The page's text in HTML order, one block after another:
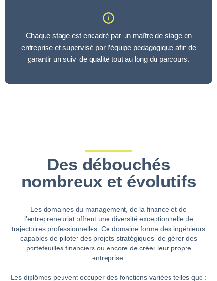
Chaque stage est encadré par un maître de stage en
entreprise et supervisé par l’équipe pédagogique afin de
garantir un suivi de qualité tout au long du parcours.
Des débouchés
nombreux et évolutifs
Les domaines du management, de la finance et de
l’entrepreneuriat offrent une diversité exceptionnelle de
trajectoires professionnelles. Ce domaine forme des ingénieurs
capables de piloter des projets stratégiques, de gérer des
portefeuilles financiers ou encore de créer leur propre
entreprise.
Les diplômés peuvent occuper des fonctions variées telles que :